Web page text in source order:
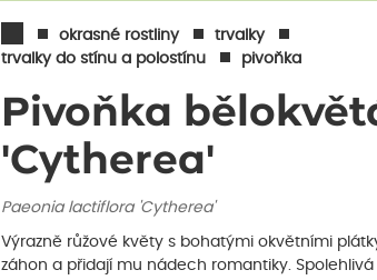
okrasné rostliny
trvalky
trvalky do stínu a polostínu
pivoňka
Pivoňka
'Cytherea'
Paeonia lactiflora 'Cytherea'
Výrazně růžové květy s bohatými okvětními
záhon a přidají mu nádech romantiky.